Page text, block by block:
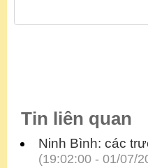
Tin liên quan
Ninh Bình: các
(19:02:00 - 01/07/